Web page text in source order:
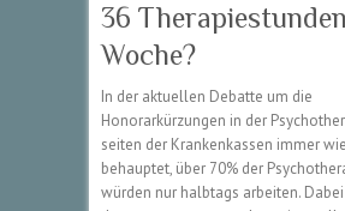
36
Woche?
In der aktuellen Debatte um die
Honorarkürzungen in der
seiten der Krankenkassen immer
behauptet, über 70% der
würden nur halbtags arbeiten.